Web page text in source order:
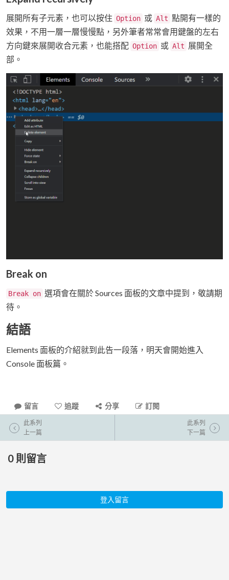
展開所有子元素，也可以按住 Option 或 Alt 點開有一樣的
效果，不用一層一層慢慢點，另外筆者常常會用鍵盤的左右
方向鍵來展開收合元素，也能搭配 Option 或 Alt 展開全
部。
Break on
Break on 選項會在關於 Sources 面板的文章中提到，敬請期
待。
結語
Elements 面板的介紹就到此告一段落，明天會開始進入
Console 面板篇。
留言 追蹤 分享 訂閱
此系列
上一篇
此系列
下一篇
0 則留言
登入留言